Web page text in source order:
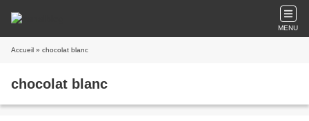
MENU
Accueil » chocolat blanc
chocolat blanc